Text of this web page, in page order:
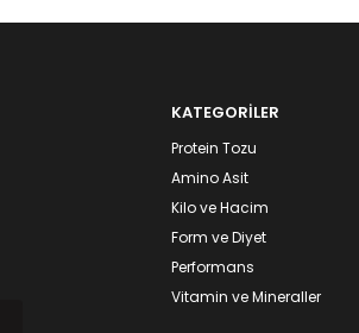
KATEGORİLER
Protein Tozu
Amino Asit
Kilo ve Hacim
Form ve Diyet
Performans
Vitamin ve Mineraller